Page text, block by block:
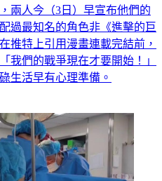
兩人今（3日）早宣布他們的
過最知名的角色非《進擊的巨
推特上引用漫畫連載完結前，
我們的戰爭現在才要開始！」
生活早有心理準備。